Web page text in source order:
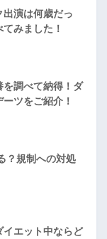
演は何歳だっ
みました！
を調べて納得！ダ
ツをご紹介！
？規制への対処
イエット中ならど